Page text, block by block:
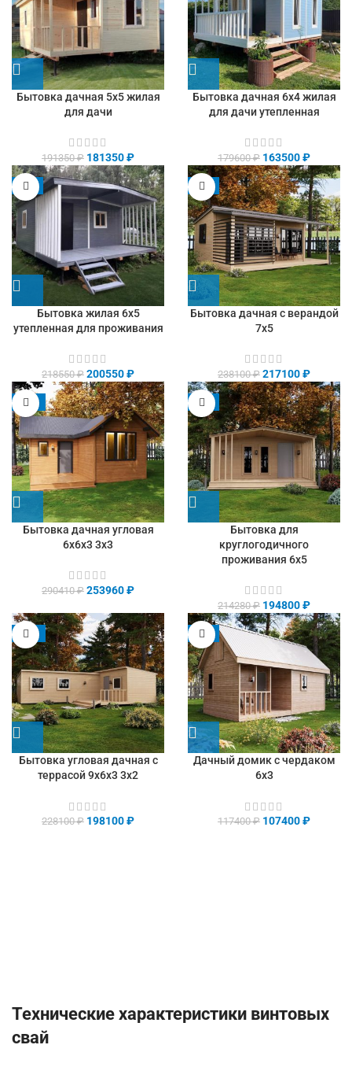
Бытовка дачная 5х5 жилая
для дачи
191350₽ 181350₽
Бытовка дачная 6х4 жилая
для дачи утепленная
179600₽ 163500₽
-8%
Бытовка жилая 6х5
утепленная для проживания
218550₽ 200550₽
-9%
Бытовка дачная с верандой
7х5
238100₽ 217100₽
-13%
Бытовка дачная угловая
6х6х3 3х3
290410₽ 253960₽
-9%
Бытовка для
круглогодичного
проживания 6х5
214280₽ 194800₽
-13%
Бытовка угловая дачная с
террасой 9х6х3 3х2
228100₽ 198100₽
-9%
Дачный домик с чердаком
6х3
117400₽ 107400₽
Технические характеристики винтовых
свай